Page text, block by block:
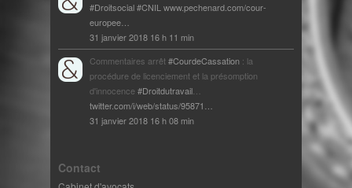
#Droitsocial#CNILwww.pechenard.com/cour-
europee…
31 janvier 2018 16 h 11 min
Commentaires arrêt#CourdeCassation : la
procédure de licenciement et la présomption
d'innocence#Droitdutravail…
twitter.com/i/web/status/95871…
31 janvier 2018 16 h 08 min
Contact